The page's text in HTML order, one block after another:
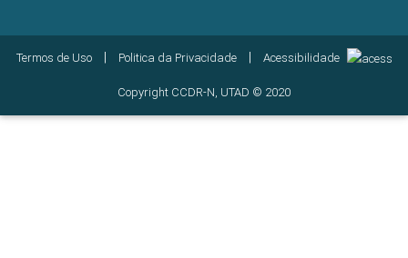
Termos de Uso | Politica da Privacidade | Acessibilidade
Copyright CCDR-N, UTAD © 2020